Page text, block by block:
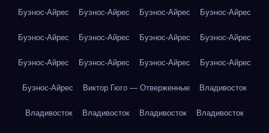
Буэнос-Айрес Буэнос-Айрес Буэнос-Айрес Буэнос-Айрес
Буэнос-Айрес Буэнос-Айрес Буэнос-Айрес Буэнос-Айрес
Буэнос-Айрес Буэнос-Айрес Буэнос-Айрес Буэнос-Айрес
Буэнос-Айрес Виктор Гюго — Отверженные Владивосток
Владивосток Владивосток Владивосток Владивосток